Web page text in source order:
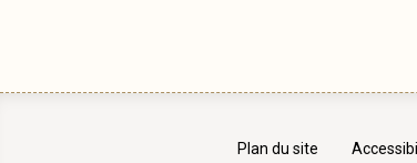
Plan du site